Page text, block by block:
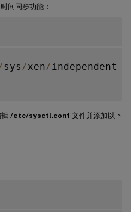
间同步功能：
sys /xen/
/etc/sysctl.conf 文件并添加以下